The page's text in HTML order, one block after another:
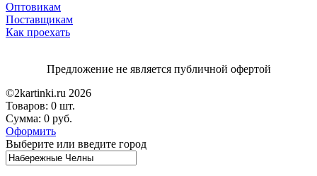
Оптовикам
Поставщикам
Как проехать
Предложение не является публичной офертой
©2kartinki.ru 2026
Товаров: 0 шт.
Сумма: 0 руб.
Оформить
Выберите или введите город